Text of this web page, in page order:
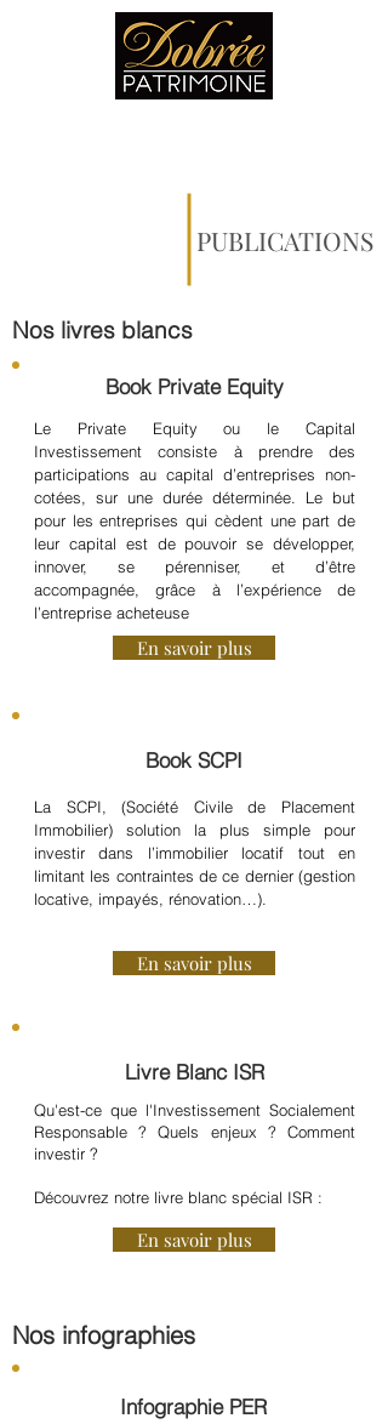
PUBLICATIONS
Nos livres blancs
Book Private Equity
Le Private Equity ou le Capital
Investissement consiste à prendre des
participations au capital d’entreprises non-
cotées, sur une durée déterminée. Le but
pour les entreprises qui cèdent une part de
leur capital est de pouvoir se développer,
innover, se pérenniser, et d’être
accompagnée, grâce à l’expérience de
l’entreprise acheteuse
En savoir plus
Book SCPI
La SCPI, (Société Civile de Placement
Immobilier) solution la plus simple pour
investir dans l’immobilier locatif tout en
limitant les contraintes de ce dernier (gestion
locative, impayés, rénovation…).
En savoir plus
Livre Blanc ISR
Qu'est-ce que l'Investissement Socialement
Responsable ? Quels enjeux ? Comment
investir ?
Découvrez notre livre blanc spécial ISR :
En savoir plus
Nos infographies
Infographie PER